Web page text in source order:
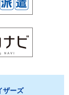
ザーズ